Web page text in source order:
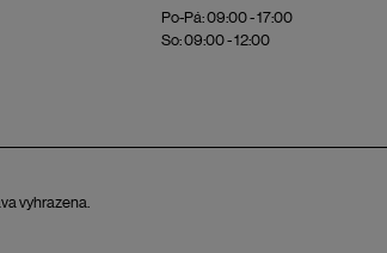
Po-Pá: 09:00 - 17:00
So: 09:00 - 12:00
vyhrazena.